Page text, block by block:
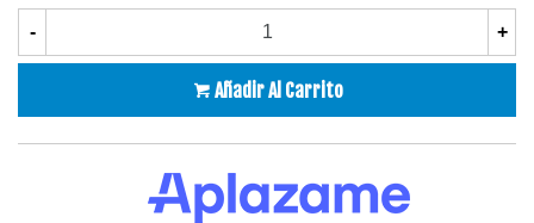
- +
Añadir Al Carrito